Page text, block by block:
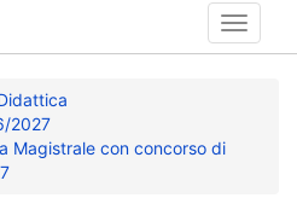
Toggle
2027
Magistrale con concorso di